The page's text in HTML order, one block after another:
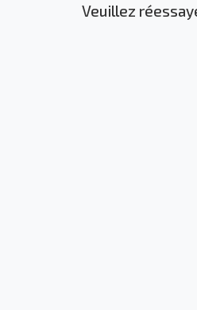
Veuillez